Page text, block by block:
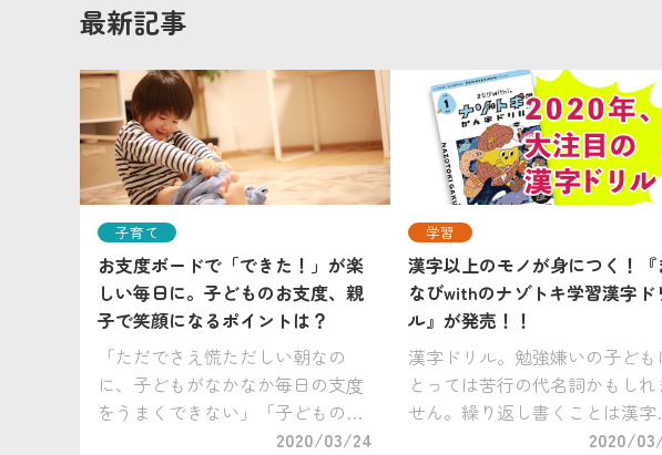
最新記事
子育て
お支度ボードで「できた！」が楽
しい毎日に。子どものお支度、親
子で笑顔になるポイントは？
「ただでさえ慌ただしい朝なの
に、子どもがなかなか毎日の支度
をうまくできない」「子どもの支
度が遅くて、毎朝イライラ・ガミ
2020/03/24
学習
漢字以上のモノが身につく！『
なびwithのナゾトキ学習漢字ド
ル』が発売！！
漢字ドリル。勉強嫌いの子ども
とっては苦行の代名詞かもしれ
せん。繰り返し書くことは漢字
覚えるために避けて通れません
2020/